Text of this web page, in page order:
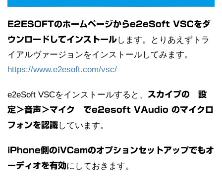
E2ESOFTのホームページからe2eSoft VSCをダ
ウンロードしてインストールします。とりあえずトラ
イアルヴァージョンをインストールしてみます。
https://www.e2esoft.com/vsc/
e2eSoft VSCをインストールすると、
スカイプの 設
定＞音声＞マイク でe2esoft VAudio のマイクロ
フォンを認識しています。
iPhone側のiVCamのオプションセットアップでもオ
ーディオを有効にしておきます。